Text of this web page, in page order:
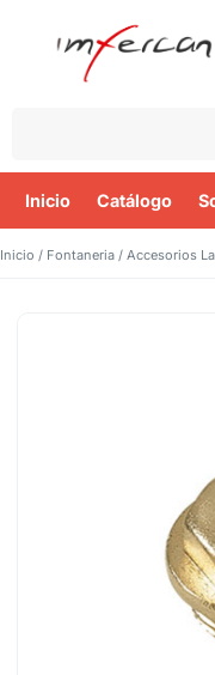
Inicio Catálogo
Inicio / Fontaneria / Accesorios